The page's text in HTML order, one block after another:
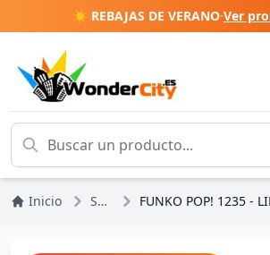
☀️ REBAJAS DE VERANO·Ver
Inicio Stitch